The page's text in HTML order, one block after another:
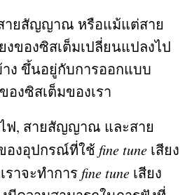
ายสัญญาณ หรือแม้แต่สาย
งของซิสเต็มเปลี่ยนแปลงไป
ง ขึ้นอยู่กับการออกแบบ
งซิสเต็มของเรา
ฟ, สายสัญญาณ และสาย
องอุปกรณ์ที่ใช้ fine tune เสียง
าจะทำการ fine tune เสียง